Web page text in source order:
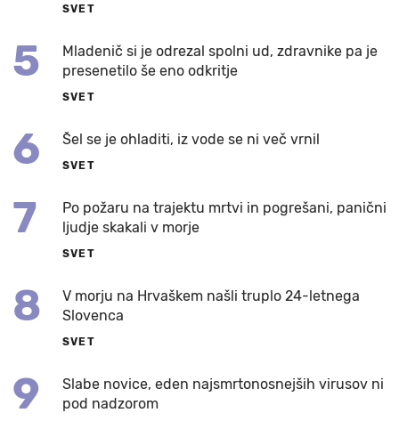
SVET
5
Mladenič si je odrezal spolni ud, zdravnike pa je
presenetilo še eno odkritje
SVET
6 Šel se je ohladiti, iz vode se ni več vrnil
SVET
7
Po požaru na trajektu mrtvi in pogrešani, panični
ljudje skakali v morje
SVET
8
V morju na Hrvaškem našli truplo 24-letnega
Slovenca
SVET
9
Slabe novice, eden najsmrtonosnejših virusov ni
pod nadzorom